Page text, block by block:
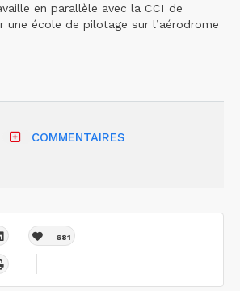
en parallèle avec la CCI de
une école de pilotage sur l’aérodrome
COMMENTAIRES
681